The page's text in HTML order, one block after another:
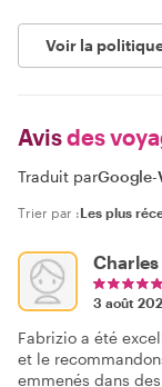
Voir la
Avisdes
Traduit parGoogle-
Trier par :
Charles
3 août
Fabrizio a été
et le
emmenés dans